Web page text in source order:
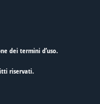
deitermini d’uso.
riservati.